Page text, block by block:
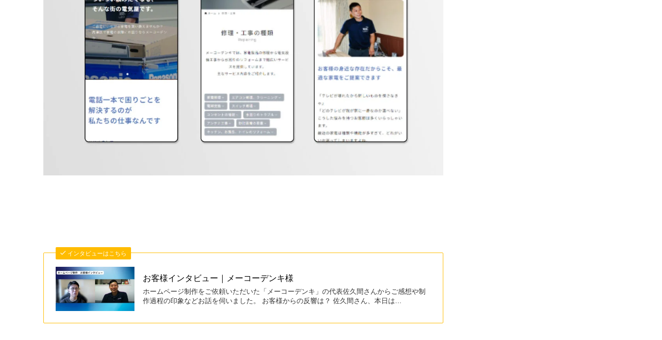
インタビューはこちら
お客様インタビュー｜メーコーデンキ様
ホームページ制作をご依頼いただいた「メーコーデンキ」の代表佐久間さんからご感想や制
作過程の印象などお話を伺いました。 お客様からの反響は？ 佐久間さん、本日は…